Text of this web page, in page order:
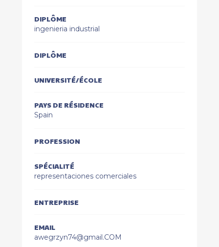
DIPLÔME
ingenieria industrial
DIPLÔME
UNIVERSITÉ/ÉCOLE
PAYS DE RÉSIDENCE
Spain
PROFESSION
SPÉCIALITÉ
representaciones comerciales
ENTREPRISE
EMAIL
awegrzyn74@gmail.COM